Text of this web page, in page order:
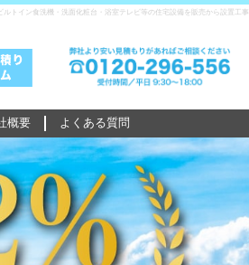
トイン食洗機・洗面化粧台・浴室テレビ等の住宅設備を販売から設置工事
概要 よくある質問